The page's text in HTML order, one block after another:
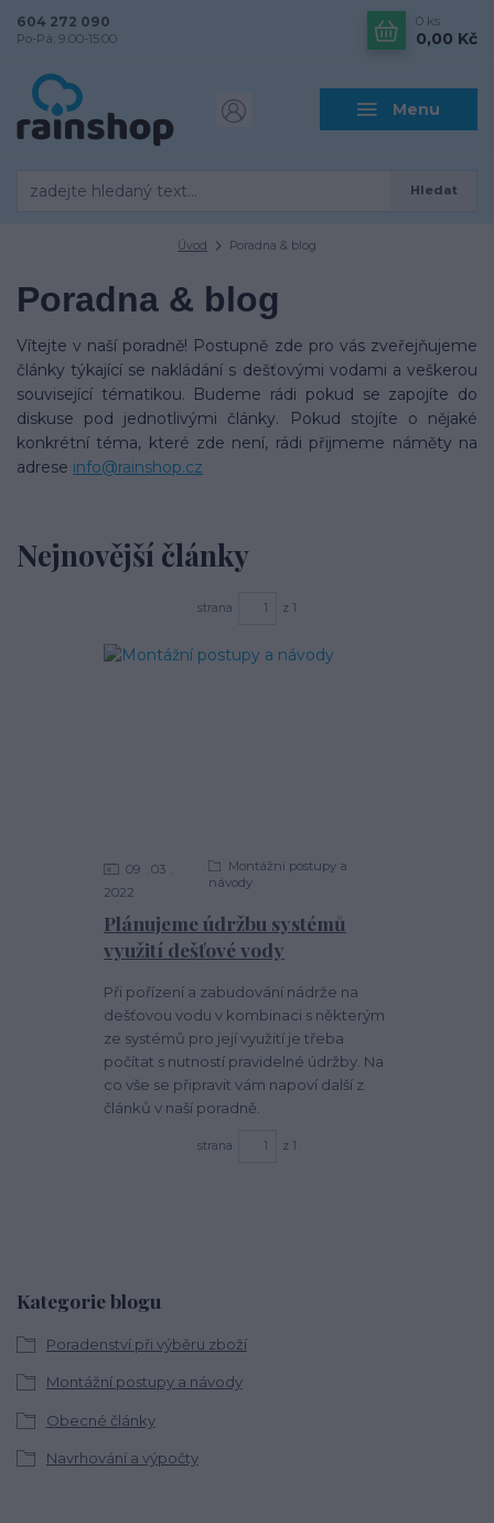
Menu
Hledat
604 272 090
Po-Pá: 9.00-15.00
0 ks
0,00 Kč
Úvod Poradna & blog
Kategorie blogu
Poradenství při výběru zboží
Montážní postupy a návody
Obecné články
Navrhování a výpočty
Poradna & blog
Vítejte v naší poradně! Postupně zde pro vás zveřejňujeme
články týkající se nakládání s dešťovými vodami a veškerou
související tématikou. Budeme rádi pokud se zapojíte do
diskuse pod jednotlivými články. Pokud stojíte o nějaké
konkrétní téma, které zde není, rádi přijmeme náměty na
adrese info@rainshop.cz
Nejnovější články
strana z 1
Plánujeme údržbu systémů
využití dešťové vody
09
03
2022
Montážní postupy a
návody
Při pořízení a zabudování nádrže na
dešťovou vodu v kombinaci s některým
ze systémů pro její využití je třeba
počítat s nutností pravidelné údržby. Na
co vše se připravit vám napoví další z
článků v naší poradně.
strana z 1